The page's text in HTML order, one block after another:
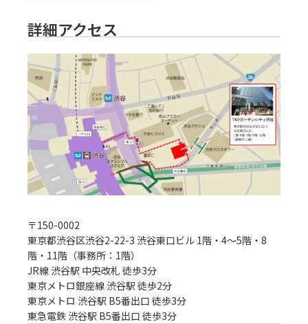
詳細アクセス
〒150-0002
東京都渋谷区渋谷2-22-3 渋谷東口ビル 1階・4～5階・8
階・11階（事務所：1階）
JR線 渋谷駅 中央改札 徒歩3分
東京メトロ銀座線 渋谷駅 徒歩2分
東京メトロ 渋谷駅 B5番出口 徒歩3分
東急電鉄 渋谷駅 B5番出口 徒歩3分